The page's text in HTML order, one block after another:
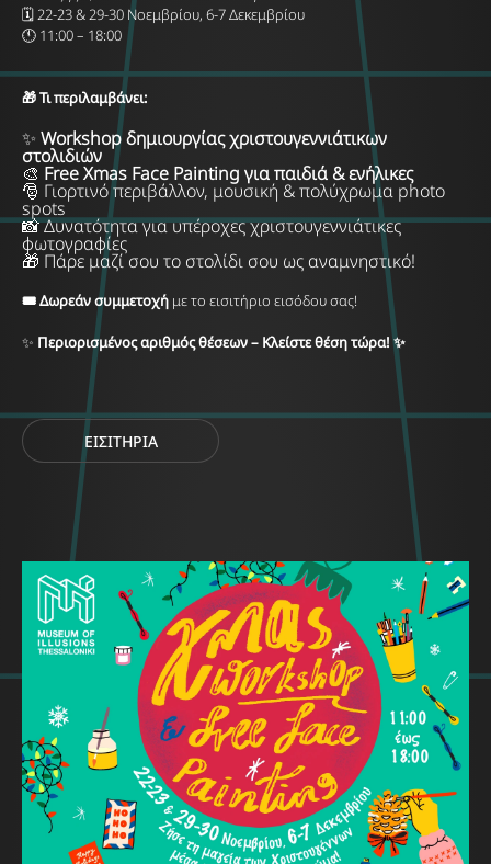
🗓️ 22-23 & 29-30 Νοεμβρίου, 6-7 Δεκεμβρίου
🕚 11:00 – 18:00
🎁Τι περιλαμβάνει:
✨ Workshop δημιουργίας χριστουγεννιάτικων
στολιδιών
🎨 Free Xmas Face Painting για παιδιά & ενήλικες
🎅 Γιορτινό περιβάλλον, μουσική & πολύχρωμα photo
spots
📸 Δυνατότητα για υπέροχες χριστουγεννιάτικες
φωτογραφίες
🎁 Πάρε μαζί σου το στολίδι σου ως αναμνηστικό!
🎟️ Δωρεάν συμμετοχή με το εισιτήριο εισόδου σας!
✨ Περιορισμένος αριθμός θέσεων – Κλείστε θέση τώρα! ✨
ΕΙΣΙΤΗΡΙΑ